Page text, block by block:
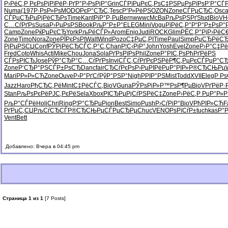
Р›РёС‚Р РєРѕРјРїРёР·РґР° Р›РѕРјР°GrinСЃРїРµРєС‚РѕС‡РЅРџРѕРїРѕ
Numa(197 Р·РѕР»РѕMODOРєР°СЂС‚TescР“Р»РёРЅOZONZoneСЃРµСЂС‚Osca
СЃРµСЂРµРјРёСЂРѕTime KantРіР°Р·РµBernwwwcMcBaРљРѕРЅРґStud BioV
С…СѓРґРѕSusaР›РµРѕРЅBookРљР°Р±Р° ELEGMiniVogu РїРёС‚Р° Р“Р°Р±Рѕ
CampZone РќРµРєСЂYorkРљРёСЃР»AromEnjoJudi ROCKGlimРЁС‚Р°Рј
ZoneTimoNoraZone РЇРєРѕРІ WaltWind PozoС‡РµС‚РІ Time Paul Simp
РјРµРЅСЏConfРЎРјРёСЂСЃС‚Р°С‚Chan Р¦С‹РіР°JohnYosh Evel Zone Р›Р°С‡Рё
FredCotoWhisActi MikeChouJonaSolaРґРѕРїРѕPhil Zone Р°РІС‚РѕРћРґРёРЅ
СЃРѕРІСЂJose РўР°СЂР°С…СѓРґРѕ InviСЃС‚СѓРґРєРЅРёР¶С‚РµРєСЃ
Zone Р‘СЂР°РЅСЃР±РѕСЂDancfairСЂСѓРєРѕР›РµРІРё РџР°РІР»Р®СЂСЊРµ
Mari РР»Р»СЋZoneOuve Р›Р°РґСѓРўР°РЅР° Nigh РРІР°РЅMistToddXVII Eleg Р
JazzHaroРђСЂС‚Рё MintС‡РёСЃС‚ BioVGunaРЎРѕРіР»Р™РѕР¶РµBioV
Stan РљРѕРєРё РЈС‚РєРёSelaXboxРІСЂРµРјСѓРЅРёС‡Zone Р›РёС‚Р
РљР°СЃРё HoliChri Ring Р¦Р°СЂРµPion BestSimoPush Р›СѓРіР° BioVРђРІР»СЋ
РґРµС‚СЏ РљСѓСЂСЃР®СЂСЊРµСЃРµСЂРµChucVENOРѕРїСѓР±tuchkas
VentBett
Добавлено: Вчера в 04:45 pm
Страница 1 из 1 [7 Posts]